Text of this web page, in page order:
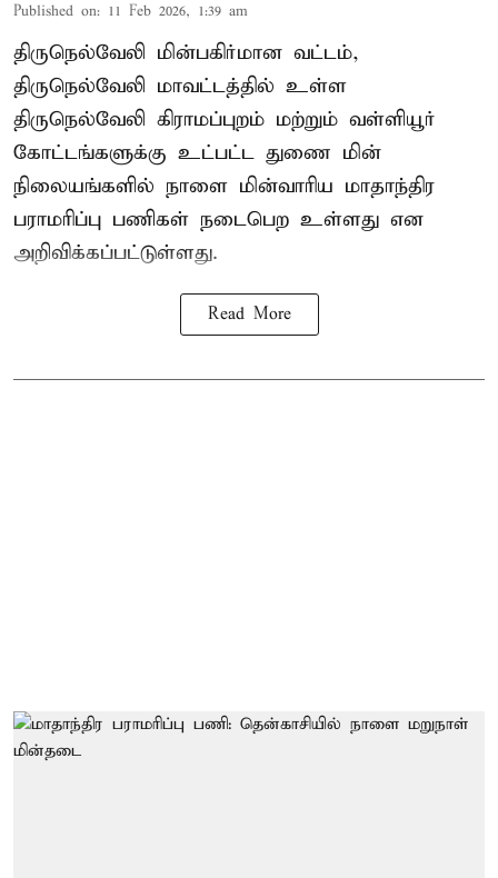
Published on: 11 Feb 2026, 1:39 am
திருநெல்வேலி மின்பகிர்மான வட்டம்,
திருநெல்வேலி மாவட்டத்தில் உள்ள
திருநெல்வேலி கிராமப்புறம் மற்றும் வள்ளியூர்
கோட்டங்களுக்கு உட்பட்ட துணை மின்
நிலையங்களில் நாளை மின்வாரிய மாதாந்திர
பராமரிப்பு பணிகள் நடைபெற உள்ளது என
அறிவிக்கப்பட்டுள்ளது.
Read More